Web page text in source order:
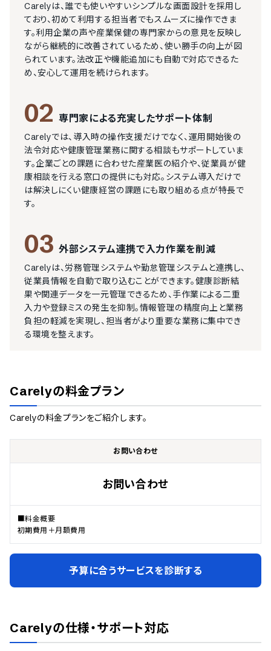
Carelyは、誰でも使いやすいシンプルな画面設計を採用し
ており、初めて利用する担当者でもスムーズに操作できま
す。利用企業の声や産業保健の専門家からの意見を反映し
ながら継続的に改善されているため、使い勝手の向上が図
られています。法改正や機能追加にも自動で対応できるた
め、安心して運用を続けられます。
02 専門家による充実したサポート体制
Carelyでは、導入時の操作支援だけでなく、運用開始後の
法令対応や健康管理業務に関する相談もサポートしていま
す。企業ごとの課題に合わせた産業医の紹介や、従業員が健
康相談を行える窓口の提供にも対応。システム導入だけで
は解決しにくい健康経営の課題にも取り組める点が特長で
す。
03 外部システム連携で入力作業を削減
Carelyは、労務管理システムや勤怠管理システムと連携し、
従業員情報を自動で取り込むことができます。健康診断結
果や関連データを一元管理できるため、手作業による二重
入力や登録ミスの発生を抑制。情報管理の精度向上と業務
負担の軽減を実現し、担当者がより重要な業務に集中でき
る環境を整えます。
Carelyの料金プラン
Carelyの料金プランをご紹介します。
お問い合わせ
お問い合わせ
■料金概要
初期費用＋月額費用
予算に合うサービスを診断する
Carelyの仕様・サポート対応